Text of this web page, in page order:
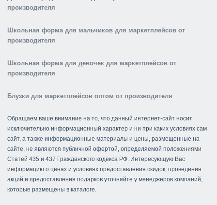
производителя
Школьная форма для мальчиков для маркетплейсов от
производителя
Школьная форма для девочек для маркетплейсов от
производителя
Блузки для маркетплейсов оптом от производителя
Обращаем ваше внимание на то, что данный интернет-сайт носит
исключительно информационный характер и ни при каких условиях сам
сайт, а также информационные материалы и цены, размещенные на
сайте, не являются публичной офертой, определяемой положениями
Статей 435 и 437 Гражданского кодекса РФ. Интересующую Вас
информацию о ценах и условиях предоставления скидок, проведения
акций и предоставления подарков уточняйте у менеджеров компаний,
которые размещены в каталоге.